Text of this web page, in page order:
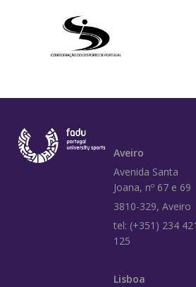
Aveiro
Avenida Santa
Joana, nº 67 e 69
3810-329, Aveiro
tel: (+351) 234 421
125
Lisboa